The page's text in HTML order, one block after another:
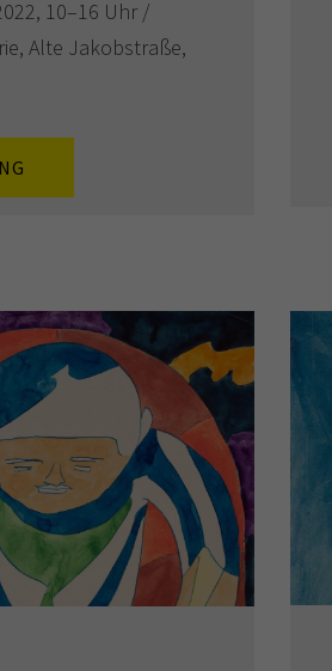
10–16 Uhr /
Alte Jakobstraße,